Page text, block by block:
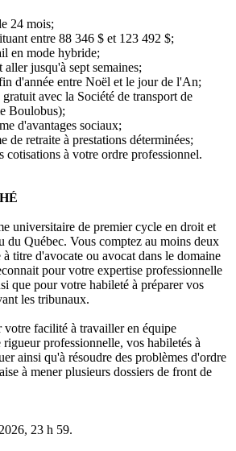
24 mois;
entre 88 346 $ et 123 492 $;
en mode hybride;
jusqu'à sept semaines;
d'année entre Noël et le jour de l'An;
avec la Société de transport de
Boulobus);
d'avantages sociaux;
de retraite à prestations déterminées;
cotisations à votre ordre professionnel.
universitaire de premier cycle en droit et
du Québec. Vous comptez au moins deux
titre d'avocate ou avocat dans le domaine
pour votre expertise professionnelle
que pour votre habileté à préparer vos
les tribunaux.
facilité à travailler en équipe
professionnelle, vos habiletés à
ainsi qu'à résoudre des problèmes d'ordre
à mener plusieurs dossiers de front de
23 h 59.